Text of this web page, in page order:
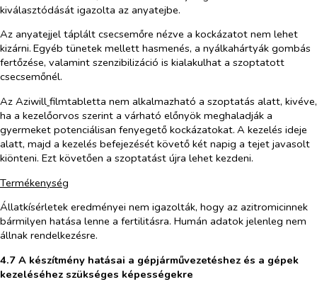
kiválasztódását igazolta az anyatejbe.
Az anyatejjel táplált csecsemőre nézve a kockázatot nem lehet
kizárni. Egyéb tünetek mellett hasmenés, a nyálkahártyák gombás
fertőzése, valamint szenzibilizáció is kialakulhat a szoptatott
csecsemőnél.
Az Aziwill filmtabletta nem alkalmazható a szoptatás alatt, kivéve,
ha a kezelőorvos szerint a várható előnyök meghaladják a
gyermeket potenciálisan fenyegető kockázatokat. A kezelés ideje
alatt, majd a kezelés befejezését követő két napig a tejet javasolt
kiönteni. Ezt követően a szoptatást újra lehet kezdeni.
Termékenység
Állatkísérletek eredményei nem igazolták, hogy az azitromicinnek
bármilyen hatása lenne a fertilitásra. Humán adatok jelenleg nem
állnak rendelkezésre.
4.7 A készítmény hatásai a gépjárművezetéshez és a gépek
kezeléséhez szükséges képességekre